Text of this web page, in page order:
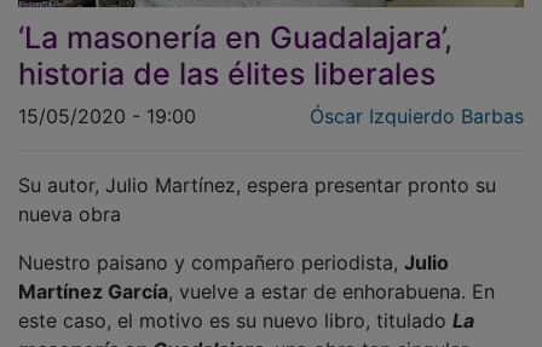
‘La masonería en Guadalajara’,
historia de las élites liberales
Óscar Izquierdo Barbas
nueva obra
Martínez García , vuelve a estar de enhorabuena. En
este caso, el motivo es su nuevo libro, tituladoLa
masonería en Guadalajara , una obra tan singular